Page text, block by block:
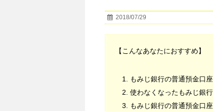
2018/07/29
【こんなあなたにおすすめ】
もみじ銀行の普通預金口
使わなくなったもみじ銀
もみじ銀行の普通預金口